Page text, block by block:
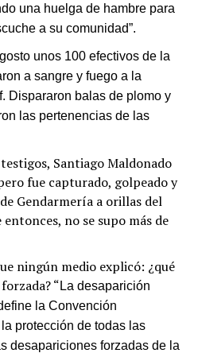
una huelga de hambre para
a su comunidad”.
unos 100 efectivos de la
a sangre y fuego a la
Dispararon balas de plomo y
las pertenencias de las
Santiago Maldonado
fue capturado, golpeado y
Gendarmería a orillas del
entonces, no se supo más de
ningún medio explicó: ¿qué
“ La desaparición
la Convención
protección de todas las
desapariciones forzadas de la